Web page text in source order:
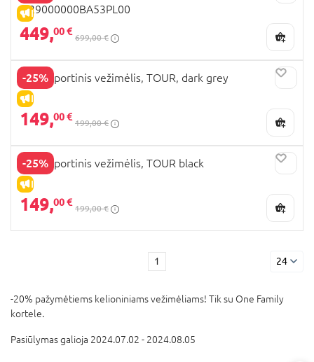
IŠPARDAVIMAS
IP29000000BA53PL00
449,00 €
699,00 €
-25%
IŠPARDAVIMAS
MILLI sportinis vežimėlis, TOUR, dark grey
149,00 €
199,00 €
-25%
IŠPARDAVIMAS
MILLI sportinis vežimėlis, TOUR black
149,00 €
199,00 €
1 24
-20% pažymėtiems kelioniniams vežimėliams! Tik su One Family
kortele.
Pasiūlymas galioja 2024.07.02 - 2024.08.05